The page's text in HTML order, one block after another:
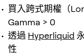
買入跨式期權（
Gamma > 0
透過 Hyperliquid
性